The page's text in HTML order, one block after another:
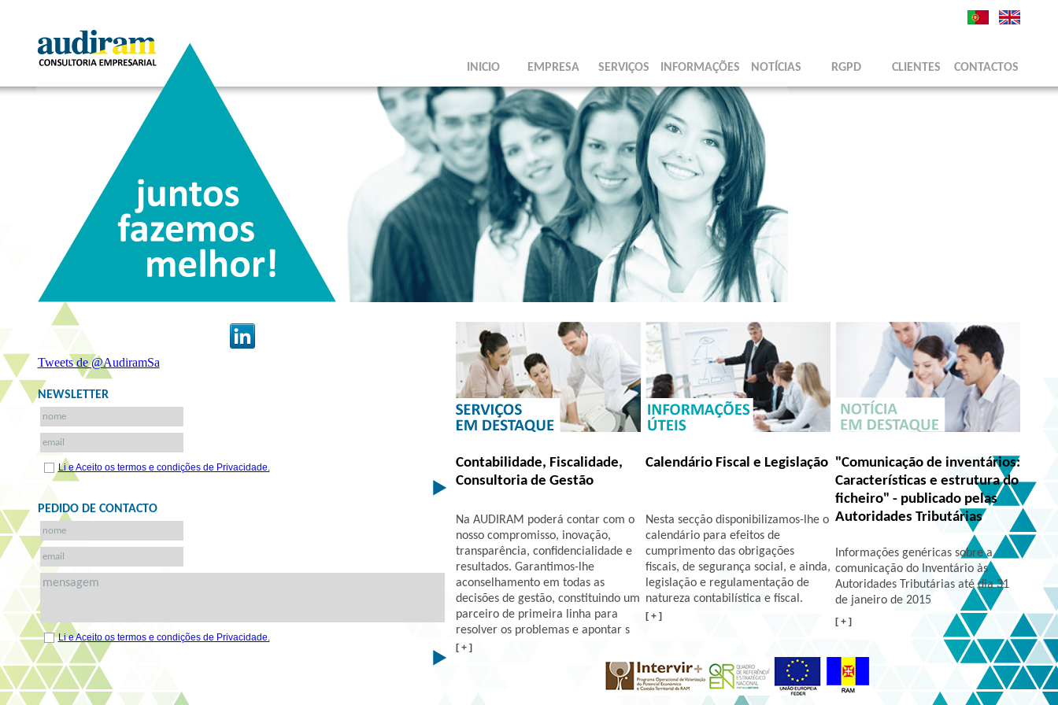
INICIO EMPRESA SERVIÇOS INFORMAÇÕES NOTÍCIAS RGPD CLIENTES CONTACTOS
Tweets de @AudiramSa
NEWSLETTER
Li e Aceito os termos e condições de Privacidade.
PEDIDO DE CONTACTO
Li e Aceito os termos e condições de Privacidade.
Contabilidade, Fiscalidade,
Consultoria de Gestão
Na AUDIRAM poderá contar com o
nosso compromisso, inovação,
transparência, confidencialidade e
resultados. Garantimos-lhe
aconselhamento em todas as
decisões de gestão, constituindo um
parceiro de primeira linha para
resolver os problemas e apontar s
[ + ]
Calendário Fiscal e Legislação
Nesta secção disponibilizamos-lhe o
calendário para efeitos de
cumprimento das obrigações
fiscais, de segurança social, e ainda,
legislação e regulamentação de
natureza contabilística e fiscal.
[ + ]
"Comunicação de inventários:
Características e estrutura do
ficheiro" - publicado pelas
Autoridades Tributárias
Informações genéricas sobre a
comunicação do Inventário às
Autoridades Tributárias até dia 31
de janeiro de 2015
[ + ]